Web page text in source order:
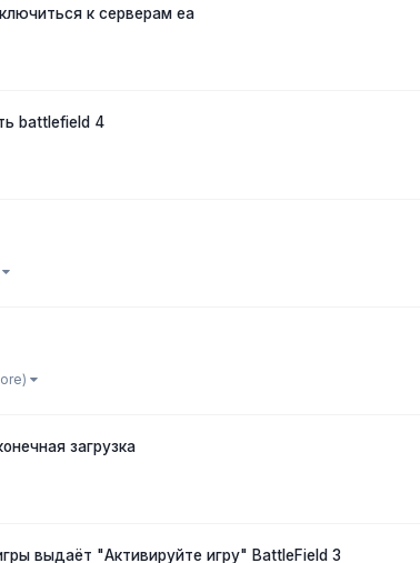
к серверам ea
battlefield 4
загрузка
выдаёт "Активируйте игру" BattleField 3